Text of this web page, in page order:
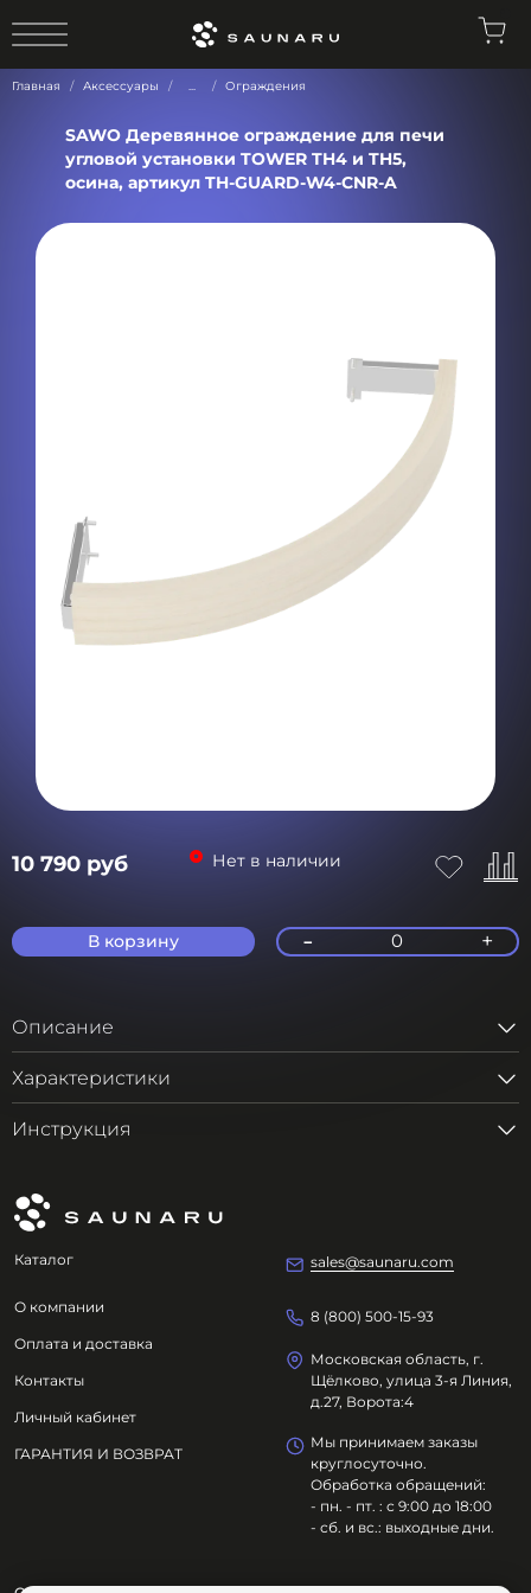
Главная Аксессуары ... Ограждения
SAWO Деревянное ограждение для печи
угловой установки TOWER TH4 и TH5,
осина, артикул TH-GUARD-W4-CNR-A
10 790 руб Нет в наличии
В корзину - 0 +
Описание
Характеристики
Инструкция
Каталог
О компании
Оплата и доставка
Контакты
Личный кабинет
ГАРАНТИЯ И ВОЗВРАТ
sales@saunaru.com
8 (800) 500-15-93
Московская область, г.
Щёлково, улица 3-я Линия,
д.27, Ворота:4
Мы принимаем заказы
круглосуточно.
Обработка обращений:
- пн. - пт. : с 9:00 до 18:00
- сб. и вс.: выходные дни.